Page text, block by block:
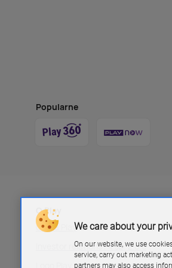
Popularne
O Play
Grupa Play
Investor relations P4 sp. z.o.o
We care about your
On our website, we use
service, carry out marketing
partners may also access